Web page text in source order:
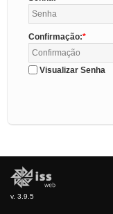
Confirmação:
Visualizar Senha
v. 3.9.5